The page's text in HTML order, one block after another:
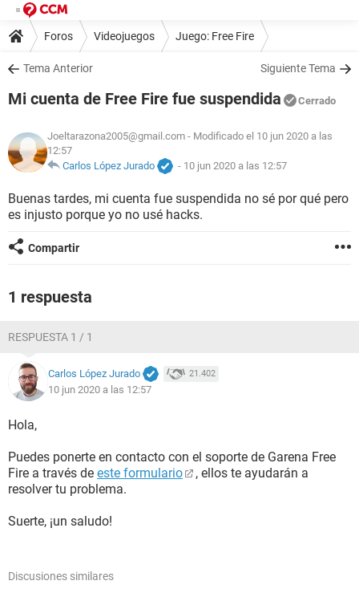
Foros Videojuegos Juego: Free Fire
Tema Anterior Siguiente Tema
Mi cuenta de Free Fire fue suspendida Cerrado
Joeltarazona2005@gmail.com - Modificado el 10 jun 2020 a las
12:57
Carlos López Jurado
- 10 jun 2020 a las 12:57
Buenas tardes, mi cuenta fue suspendida no sé por qué pero
es injusto porque yo no usé hacks.
Compartir
1 respuesta
RESPUESTA 1 / 1
Carlos López Jurado 21.402
10 jun 2020 a las 12:57
Hola,
Puedes ponerte en contacto con el soporte de Garena Free
Fire a través de este formulario
, ellos te ayudarán a
resolver tu problema.
Suerte, ¡un saludo!
Discusiones similares